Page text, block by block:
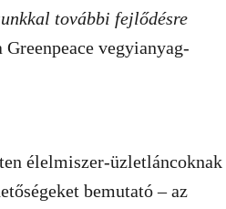
további fejlődésre
vegyianyag-
élelmiszer-üzletláncoknak
bemutató – az